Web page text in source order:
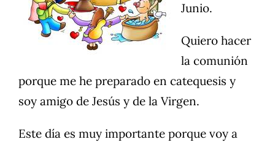
Junio.
Quiero hacer
la comunión
porque me he preparado en catequesis y
soy amigo de Jesús y de la Virgen.
Este día es muy importante porque voy a